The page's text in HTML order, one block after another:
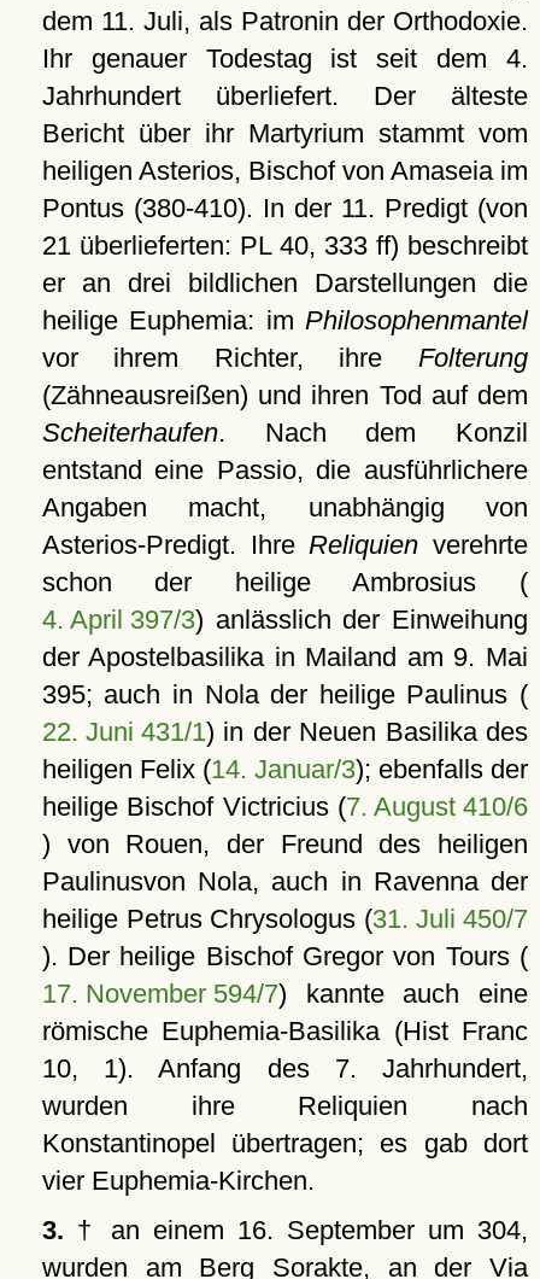
dem 11. Juli, als Patronin der Orthodoxie.
Ihr genauer Todestag ist seit dem 4.
Jahrhundert überliefert. Der älteste
Bericht über ihr Martyrium stammt vom
heiligen Asterios, Bischof von Amaseia im
Pontus (380-410). In der 11. Predigt (von
21 überlieferten: PL 40, 333 ff) beschreibt
er an drei bildlichen Darstellungen die
heilige Euphemia: im Philosophenmantel
vor ihrem Richter, ihre Folterung
(Zähneausreißen) und ihren Tod auf dem
Scheiterhaufen. Nach dem Konzil
entstand eine Passio, die ausführlichere
Angaben macht, unabhängig von
Asterios-Predigt. IhreReliquien verehrte
schon der heilige Ambrosius (
4. April 397/3) anlässlich der Einweihung
der Apostelbasilika in Mailand am 9. Mai
395; auch in Nola der heilige Paulinus (
22. Juni 431/1) in der Neuen Basilika des
heiligen Felix (14. Januar/3); ebenfalls der
heilige Bischof Victricius (7. August 410/6
) von Rouen, der Freund des heiligen
Paulinusvon Nola, auch in Ravenna der
heilige Petrus Chrysologus (31. Juli 450/7
). Der heilige Bischof Gregor von Tours (
17. November 594/7) kannte auch eine
römische Euphemia-Basilika (Hist Franc
10, 1). Anfang des 7. Jahrhundert,
wurden ihre Reliquien nach
Konstantinopel übertragen; es gab dort
vier Euphemia-Kirchen.
3. † an einem 16. September um 304,
wurden am Berg Sorakte, an der Via